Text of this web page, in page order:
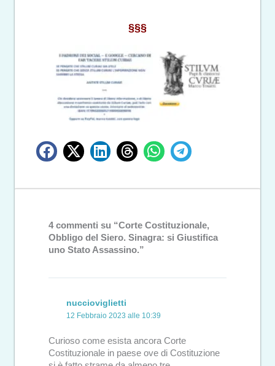
§§§
4 commenti su “Corte Costituzionale,
Obbligo del Siero. Sinagra: si Giustifica
uno Stato Assassino.”
nuccioviglietti
12 Febbraio 2023 alle 10:39
Curioso come esista ancora Corte
Costituzionale in paese ove di Costituzione